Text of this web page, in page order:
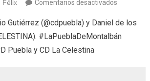
Félix Comentarios desactivadosen
(04/05/
Gutiérrez (@cdpuebla) y Daniel de los
#LaPueblaDeMontalbán
Puebla y CD La Celestina